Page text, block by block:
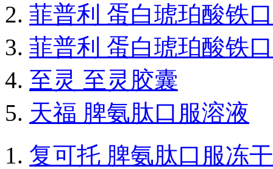
菲普利 蛋白琥珀酸铁
菲普利 蛋白琥珀酸铁
至灵 至灵胶囊
天福 脾氨肽口服溶液
复可托 脾氨肽口服冻